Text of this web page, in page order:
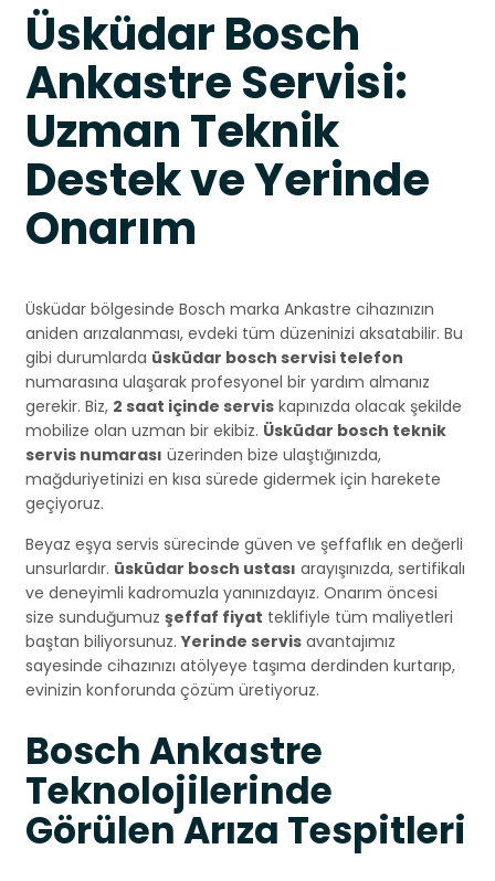
Üsküdar Bosch
Ankastre Servisi:
Uzman Teknik
Destek ve Yerinde
Onarım
Üsküdar bölgesinde Bosch marka Ankastre cihazınızın
aniden arızalanması, evdeki tüm düzeninizi aksatabilir. Bu
gibi durumlarda üsküdar bosch servisi telefon
numarasına ulaşarak profesyonel bir yardım almanız
gerekir. Biz, 2 saat içinde servis kapınızda olacak şekilde
mobilize olan uzman bir ekibiz. Üsküdar bosch teknik
servis numarası üzerinden bize ulaştığınızda,
mağduriyetinizi en kısa sürede gidermek için harekete
geçiyoruz.
Beyaz eşya servis sürecinde güven ve şeffaflık en değerli
unsurlardır. üsküdar bosch ustası arayışınızda, sertifikalı
ve deneyimli kadromuzla yanınızdayız. Onarım öncesi
size sunduğumuz şeffaf fiyat teklifiyle tüm maliyetleri
baştan biliyorsunuz.Yerinde servis avantajımız
sayesinde cihazınızı atölyeye taşıma derdinden kurtarıp,
evinizin konforunda çözüm üretiyoruz.
Bosch Ankastre
Teknolojilerinde
Görülen Arıza Tespitleri